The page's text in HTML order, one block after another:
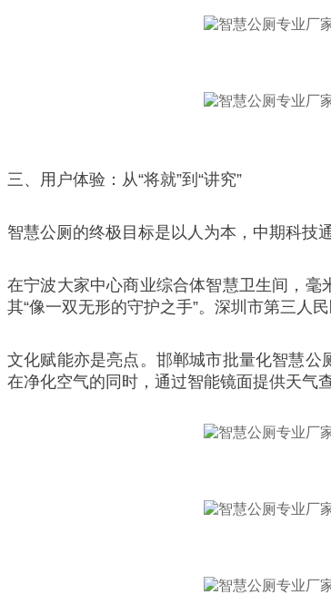
三、用户体验：从“将就”到“讲究”
智慧公厕的终极目标是以人为本，中期科技
在宁波大家中心商业综合体智慧卫生间，
其“像一双无形的守护之手”。深圳市第三人
文化赋能亦是亮点。邯郸城市批量化智慧公
在净化空气的同时，通过智能镜面提供天气